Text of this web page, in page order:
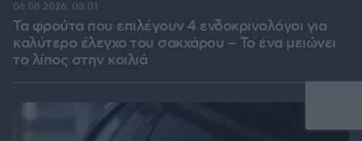
Τα φρούτα που επιλέγουν 4 ενδοκρινολόγοι για
καλύτερο έλεγχο του σακχάρου – Το ένα μειώνει
το λίπος στην κοιλιά
06.08.2026, 08:01